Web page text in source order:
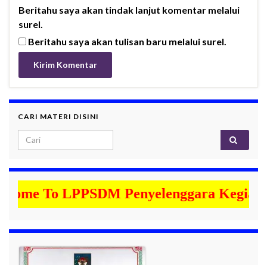
Beritahu saya akan tindak lanjut komentar melalui
surel.
Beritahu saya akan tulisan baru melalui surel.
CARI MATERI DISINI
To LPPSDM Penyelenggara Kegiatan